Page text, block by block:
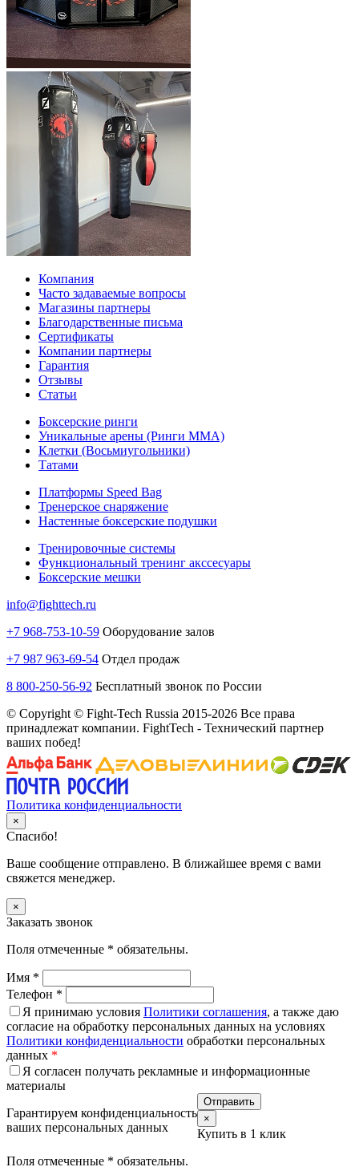
Компания
Часто задаваемые вопросы
Магазины партнеры
Благодарственные письма
Сертификаты
Компании партнеры
Гарантия
Отзывы
Статьи
Боксерские ринги
Уникальные арены (Ринги ММА)
Клетки (Восьмиугольники)
Татами
Платформы Speed Bag
Тренерское снаряжение
Настенные боксерские подушки
Тренировочные системы
Функциональный тренинг акссесуары
Боксерские мешки
info@fighttech.ru
+7 968-753-10-59 Оборудование залов
+7 987 963-69-54 Отдел продаж
8 800-250-56-92 Бесплатный звонок по России
© Copyright © Fight-Tech Russia 2015-2026 Все права
принадлежат компании. FightTech - Технический партнер
ваших побед!
Политика конфиденциальности
×
Спасибо!
Ваше сообщение отправлено. В ближайшее время с вами
свяжется менеджер.
×
Заказать звонок
Поля отмеченные * обязательны.
Имя *
Телефон *
Я принимаю условия Политики соглашения, а также даю
согласие на обработку персональных данных на условиях
Политики конфиденциальности обработки персональных
данных *
Я согласен получать рекламные и информационные
материалы
Гарантируем конфиденциальность
ваших персональных данных
×
Купить в 1 клик
Поля отмеченные * обязательны.